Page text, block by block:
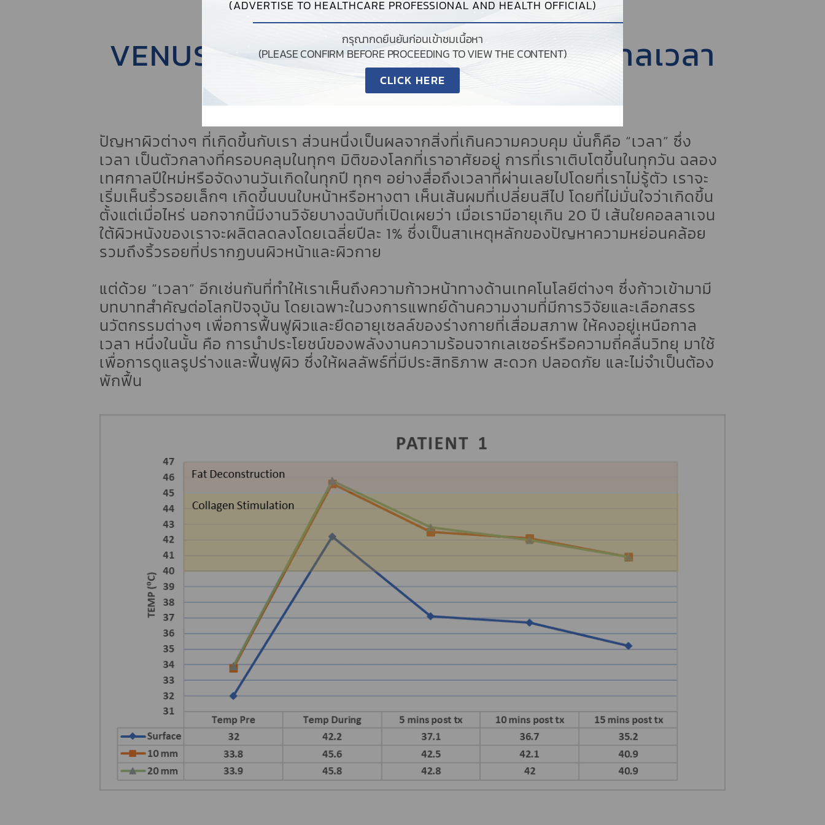
VENUS LEGACY มิติความงามที่เหนือกาลเวลา
ด้วยนวัตกรรม 4D-SLIM
ปัญหาผิวต่างๆ ที่เกิดขึ้นกับเรา ส่วนหนึ่งเป็นผลจากสิ่งที่เกินความควบคุม นั่นก็คือ “เวลา” ซึ่ง
เวลา เป็นตัวกลางที่ครอบคลุมในทุกๆ มิติของโลกที่เราอาศัยอยู่ การที่เราเติบโตขึ้นในทุกวัน ฉลอง
เทศกาลปีใหม่หรือจัดงานวันเกิดในทุกปี ทุกๆ อย่างสื่อถึงเวลาที่ผ่านเลยไปโดยที่เราไม่รู้ตัว เราจะ
เริ่มเห็นริ้วรอยเล็กๆ เกิดขึ้นบนใบหน้าหรือหางตา เห็นเส้นผมที่เปลี่ยนสีไป โดยที่ไม่มั่นใจว่าเกิดขึ้น
ตั้งแต่เมื่อไหร่ นอกจากนี้มีงานวิจัยบางฉบับที่เปิดเผยว่า เมื่อเรามีอายุเกิน 20 ปี เส้นใยคอลลาเจน
ใต้ผิวหนังของเราจะผลิตลดลงโดยเฉลี่ยปีละ 1% ซึ่งเป็นสาเหตุหลักของปัญหาความหย่อนคล้อย
รวมถึงริ้วรอยที่ปรากฏบนผิวหน้าและผิวกาย
แต่ด้วย “เวลา” อีกเช่นกันที่ทำให้เราเห็นถึงความก้าวหน้าทางด้านเทคโนโลยีต่างๆ ซึ่งก้าวเข้ามามี
บทบาทสำคัญต่อโลกปัจจุบัน โดยเฉพาะในวงการแพทย์ด้านความงามที่มีการวิจัยและเลือกสรร
นวัตกรรมต่างๆ เพื่อการฟื้นฟูผิวและยืดอายุเซลล์ของร่างกายที่เสื่อมสภาพ ให้คงอยู่เหนือกาล
เวลา หนึ่งในนั้น คือ การนำประโยชน์ของพลังงานความร้อนจากเลเซอร์หรือความถี่คลื่นวิทยุ มาใช้
เพื่อการดูแลรูปร่างและฟื้นฟูผิว ซึ่งให้ผลลัพธ์ที่มีประสิทธิภาพ สะดวก ปลอดภัย และไม่จำเป็นต้อง
พักฟื้น
(ADVERTISE TO HEALTHCARE PROFESSIONAL AND HEALTH OFFICIAL)
กรุณากดยืนยันก่อนเข้าชมเนื้อหา
(PLEASE CONFIRM BEFORE PROCEEDING TO VIEW THE CONTENT)
CLICK HERE